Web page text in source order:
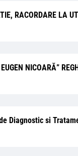
RACORDARE LA
NICOARĂ”
Diagnostic si